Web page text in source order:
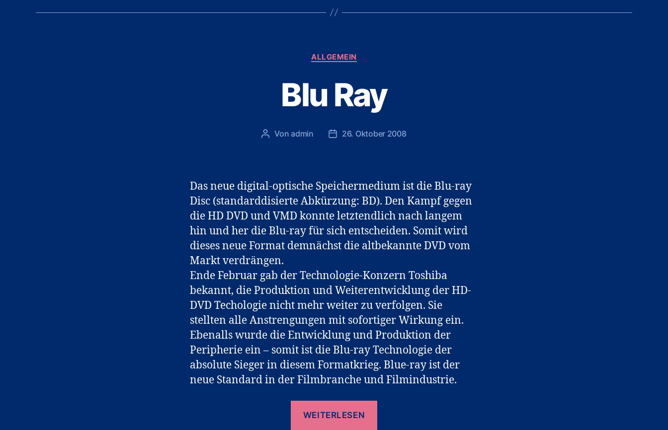
Kategorien
ALLGEMEIN
Blu Ray
Beitragsautor
Vonadmin Veröffentlichungsdatum
26. Oktober 2008
Das neue digital-optische Speichermedium ist die Blu-ray
Disc (standarddisierte Abkürzung: BD). Den Kampf gegen
die HD DVD und VMD konnte letztendlich nach langem
hin und her die Blu-ray für sich entscheiden. Somit wird
dieses neue Format demnächst die altbekannte DVD vom
Markt verdrängen.
Ende Februar gab der Technologie-Konzern Toshiba
bekannt, die Produktion und Weiterentwicklung der HD-
DVD Techologie nicht mehr weiter zu verfolgen. Sie
stellten alle Anstrengungen mit sofortiger Wirkung ein.
Ebenalls wurde die Entwicklung und Produktion der
Peripherie ein – somit ist die Blu-ray Technologie der
absolute Sieger in diesem Formatkrieg. Blue-ray ist der
neue Standard in der Filmbranche und Filmindustrie.
WEITERLESEN